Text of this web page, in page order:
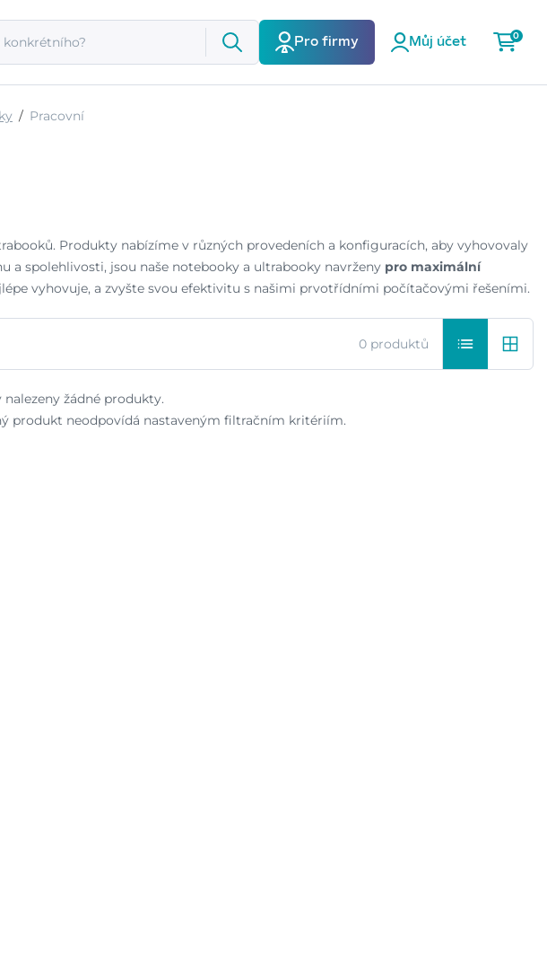
Pro firmy Můj účet
0
Pracovní
Produkty nabízíme v různých provedeních a konfiguracích, aby vyhovovaly
spolehlivosti, jsou naše notebooky a ultrabooky navrženy pro maximální
vyhovuje, a zvyšte svou efektivitu s našimi prvotřídními počítačovými řešeními.
0 produktů
nalezeny žádné produkty.
produkt neodpovídá nastaveným filtračním kritériím.